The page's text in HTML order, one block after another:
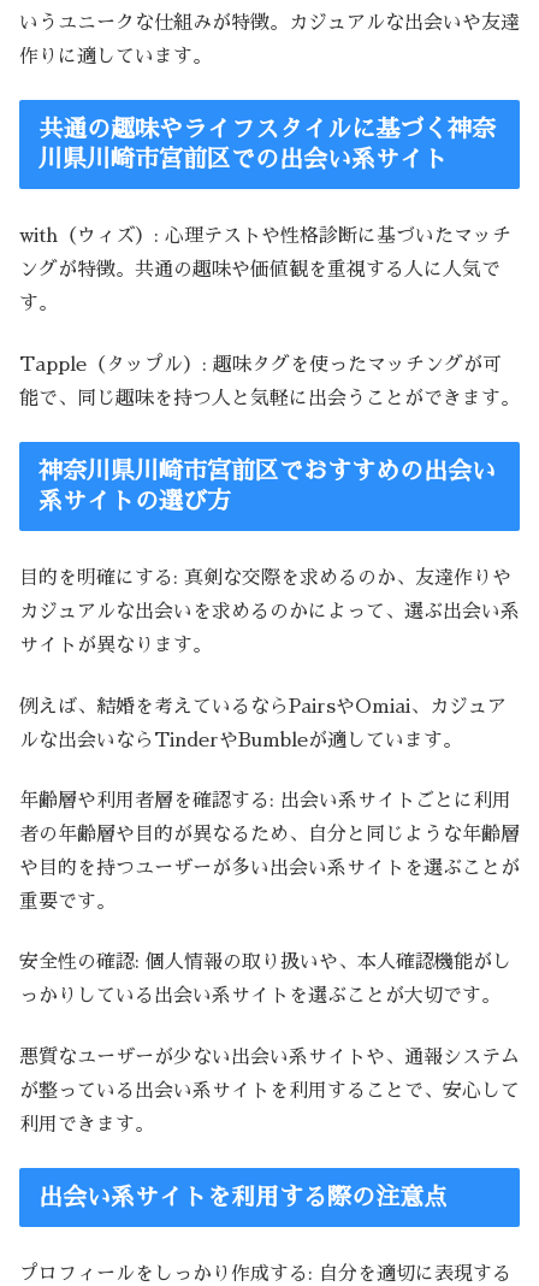
いうユニークな仕組みが特徴。カジュアルな出会いや友達
作りに適しています。
共通の趣味やライフスタイルに基づく神奈
川県川崎市宮前区での出会い系サイト
with（ウィズ）: 心理テストや性格診断に基づいたマッチ
ングが特徴。共通の趣味や価値観を重視する人に人気で
す。
Tapple（タップル）: 趣味タグを使ったマッチングが可
能で、同じ趣味を持つ人と気軽に出会うことができます。
神奈川県川崎市宮前区でおすすめの出会い
系サイトの選び方
目的を明確にする: 真剣な交際を求めるのか、友達作りや
カジュアルな出会いを求めるのかによって、選ぶ出会い系
サイトが異なります。
例えば、結婚を考えているならPairsやOmiai、カジュア
ルな出会いならTinderやBumbleが適しています。
年齢層や利用者層を確認する: 出会い系サイトごとに利用
者の年齢層や目的が異なるため、自分と同じような年齢層
や目的を持つユーザーが多い出会い系サイトを選ぶことが
重要です。
安全性の確認: 個人情報の取り扱いや、本人確認機能がし
っかりしている出会い系サイトを選ぶことが大切です。
悪質なユーザーが少ない出会い系サイトや、通報システム
が整っている出会い系サイトを利用することで、安心して
利用できます。
出会い系サイトを利用する際の注意点
プロフィールをしっかり作成する: 自分を適切に表現する